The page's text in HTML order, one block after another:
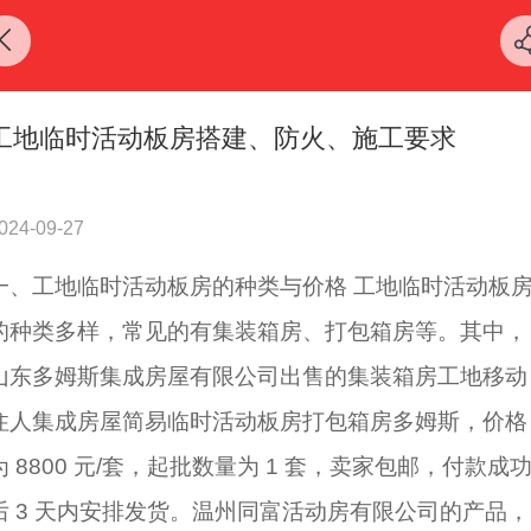
地临时活动板房搭建、防火、施工要求
09-27
、工地临时活动板房的种类与价格 工地临时活动板
种类多样，常见的有集装箱房、打包箱房等。其中，
东多姆斯集成房屋有限公司出售的集装箱房工地移动
人集成房屋简易临时活动板房打包箱房多姆斯，价格
8800 元/套，起批数量为 1 套，卖家包邮，付款成功
3 天内安排发货。温州同富活动房有限公司的产品，